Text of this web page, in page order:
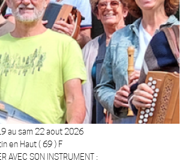
au sam 22 aout 2026
en Haut ( 69 ) F
AVEC SON INSTRUMENT :